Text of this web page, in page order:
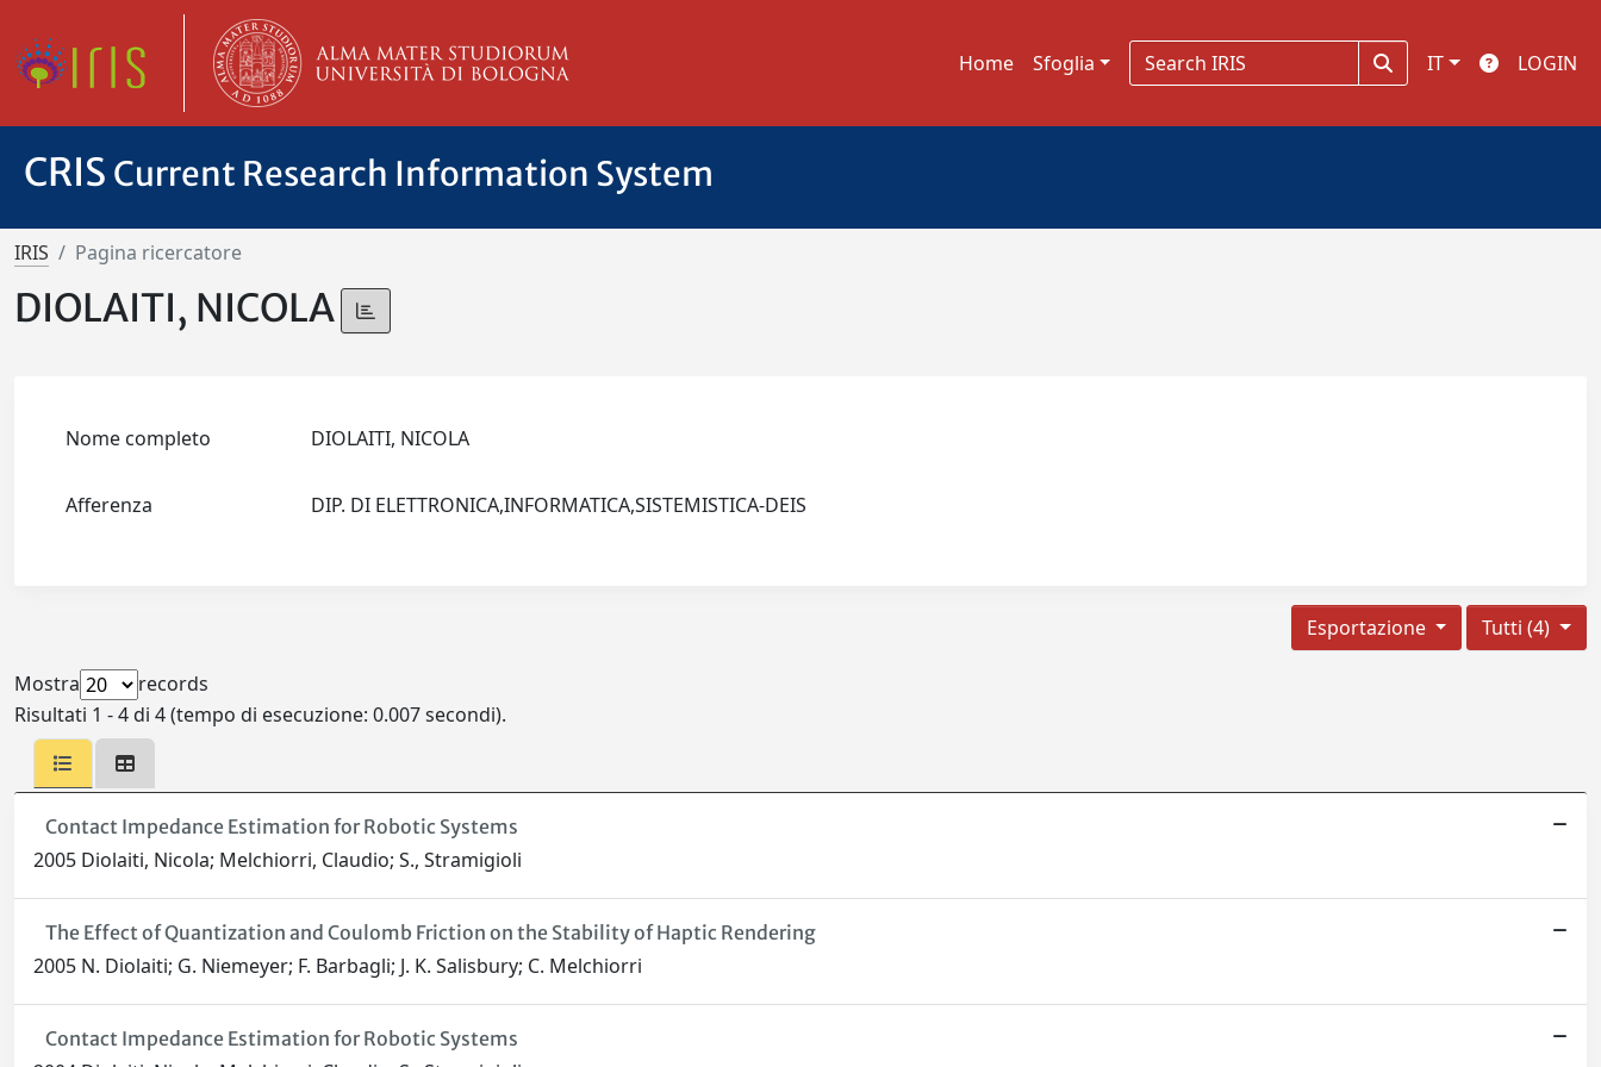
Home Sfoglia IT LOGIN
CRIS Current Research Information System
IRIS Pagina ricercatore
DIOLAITI, NICOLA
Nome completo DIOLAITI, NICOLA
Afferenza DIP. DI ELETTRONICA,INFORMATICA,SISTEMISTICA-DEIS
Tutti (4)
Esportazione
Mostra
records
Risultati 1 - 4 di 4 (tempo di esecuzione: 0.007 secondi).
Contact Impedance Estimation for Robotic Systems
2005 Diolaiti, Nicola; Melchiorri, Claudio; S., Stramigioli
The Effect of Quantization and Coulomb Friction on the Stability of Haptic Rendering
2005 N. Diolaiti; G. Niemeyer; F. Barbagli; J. K. Salisbury; C. Melchiorri
Contact Impedance Estimation for Robotic Systems